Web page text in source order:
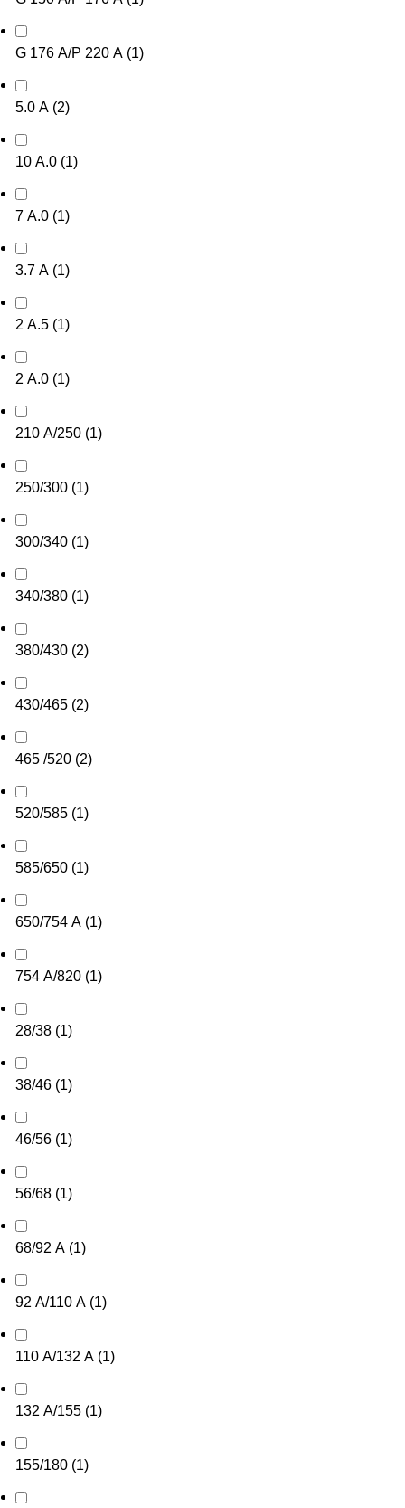
G 176 А/P 220 А (1)
5.0 А (2)
10 А.0 (1)
7 А.0 (1)
3.7 А (1)
2 А.5 (1)
2 А.0 (1)
210 А/250 (1)
250/300 (1)
300/340 (1)
340/380 (1)
380/430 (2)
430/465 (2)
465 /520 (2)
520/585 (1)
585/650 (1)
650/754 А (1)
754 А/820 (1)
28/38 (1)
38/46 (1)
46/56 (1)
56/68 (1)
68/92 А (1)
92 А/110 А (1)
110 А/132 А (1)
132 А/155 (1)
155/180 (1)